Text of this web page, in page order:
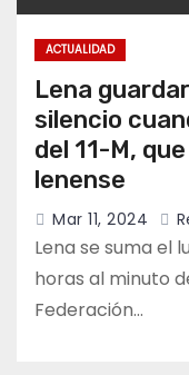
ACTUALIDAD
Lena
silencio
del 11-M,
lenense
Mar 11, 2024
Lena se suma el
horas al minuto
Federación…